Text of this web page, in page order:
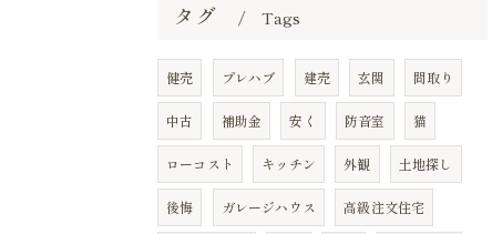
タグ Tags
健売 プレハブ 建売 玄関 間取り
中古 補助金 安く 防音室 猫
ローコスト キッチン 外観 土地探し
後悔 ガレージハウス 高級注文住宅